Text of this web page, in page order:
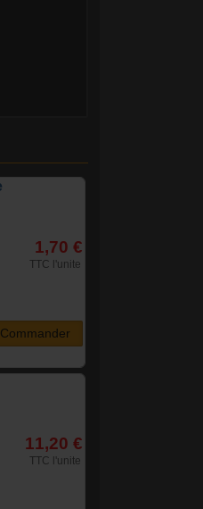
1,70 €
TTC l'unite
Commander
11,20 €
TTC l'unite